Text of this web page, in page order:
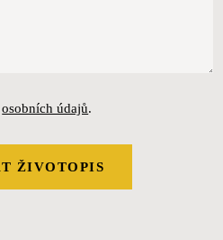
osobních údajů.
ŽIVOTOPIS